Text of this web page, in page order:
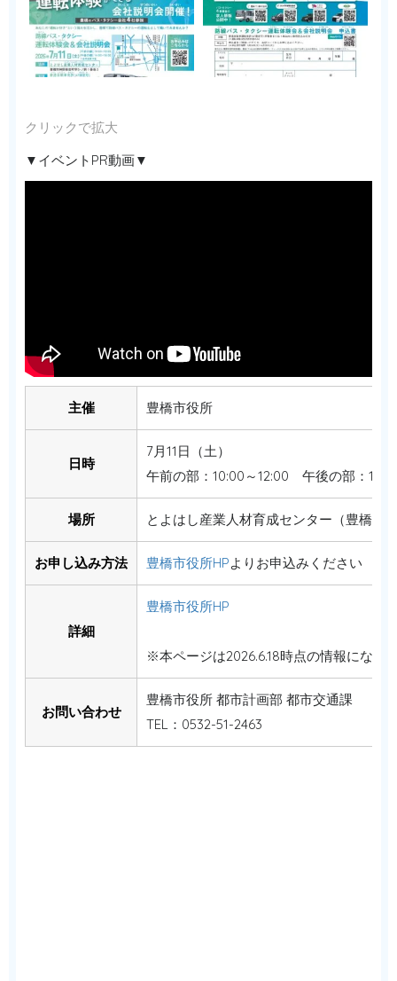
クリックで拡大
▼イベントPR動画▼
主催 豊橋市役所
日時
7月11日（土）
午前の部：10:00～12:00 午後の部：
場所 とよはし産業人材育成センター（豊橋市
お申し込み方法 豊橋市役所HPよりお申込みください
詳細
豊橋市役所HP
※本ページは2026.6.18時点の情報になり
お問い合わせ
豊橋市役所 都市計画部 都市交通課
TEL：0532-51-2463